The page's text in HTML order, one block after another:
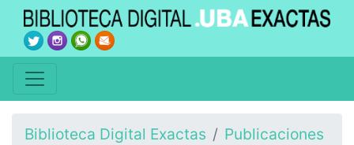
Biblioteca Digital Exactas
Publicaciones